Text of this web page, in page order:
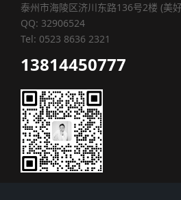
泰州市海陵区济川东路136号2楼 (美好
QQ: 32906524
Tel: 0523 8636 2321
13814450777